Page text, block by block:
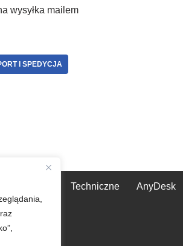
wysyłka mailem
I SPEDYCJA
Techniczne AnyDesk